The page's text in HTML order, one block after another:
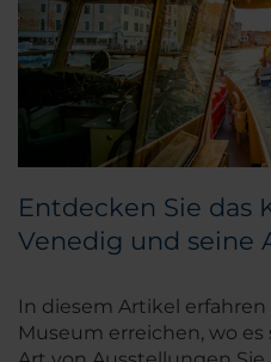
Entdecken Sie das
Venedig und seine
In diesem Artikel erfahren
Museum erreichen, wo